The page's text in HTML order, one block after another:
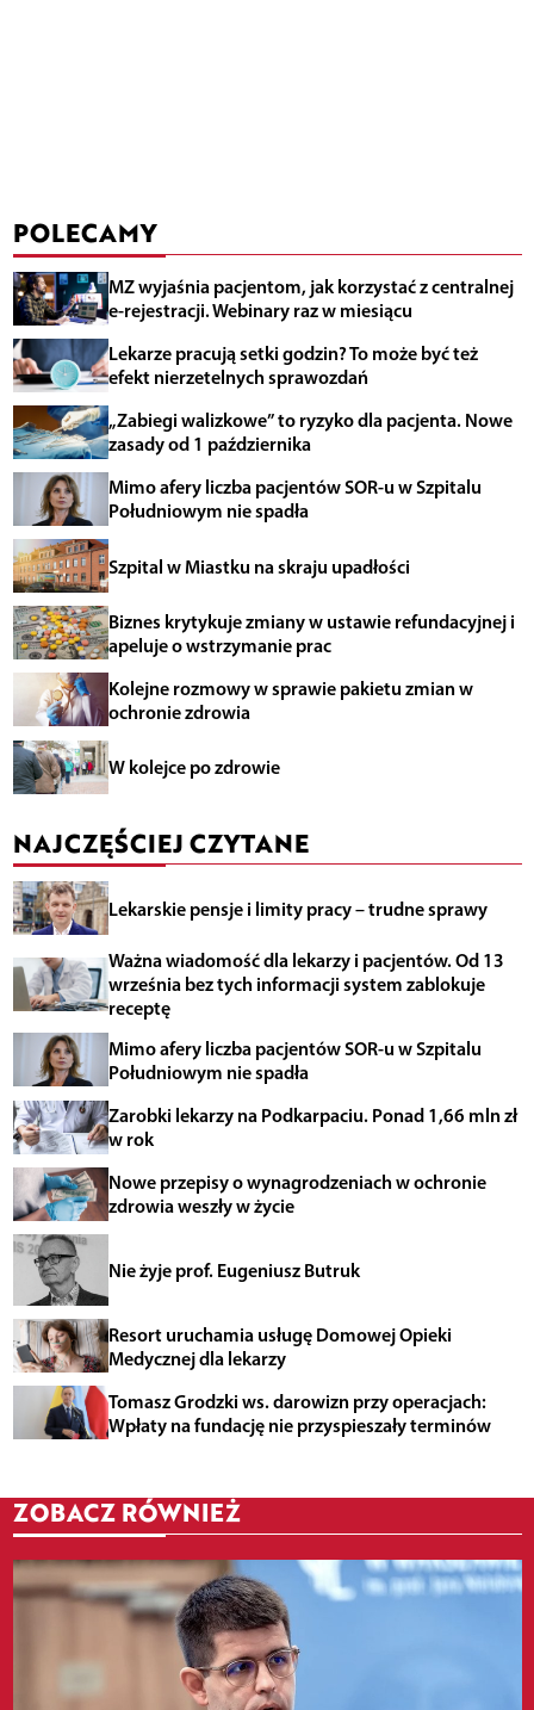
POLECAMY
MZ wyjaśnia pacjentom, jak korzystać z centralnej
e-rejestracji. Webinary raz w miesiącu
Lekarze pracują setki godzin? To może być też
efekt nierzetelnych sprawozdań
„Zabiegi walizkowe” to ryzyko dla pacjenta. Nowe
zasady od 1 października
Mimo afery liczba pacjentów SOR-u w Szpitalu
Południowym nie spadła
Szpital w Miastku na skraju upadłości
Biznes krytykuje zmiany w ustawie refundacyjnej i
apeluje o wstrzymanie prac
Kolejne rozmowy w sprawie pakietu zmian w
ochronie zdrowia
W kolejce po zdrowie
NAJCZĘŚCIEJ CZYTANE
Lekarskie pensje i limity pracy – trudne sprawy
Ważna wiadomość dla lekarzy i pacjentów. Od 13
września bez tych informacji system zablokuje
receptę
Mimo afery liczba pacjentów SOR-u w Szpitalu
Południowym nie spadła
Zarobki lekarzy na Podkarpaciu. Ponad 1,66 mln zł
w rok
Nowe przepisy o wynagrodzeniach w ochronie
zdrowia weszły w życie
Nie żyje prof. Eugeniusz Butruk
Resort uruchamia usługę Domowej Opieki
Medycznej dla lekarzy
Tomasz Grodzki ws. darowizn przy operacjach:
Wpłaty na fundację nie przyspieszały terminów
ZOBACZ RÓWNIEŻ